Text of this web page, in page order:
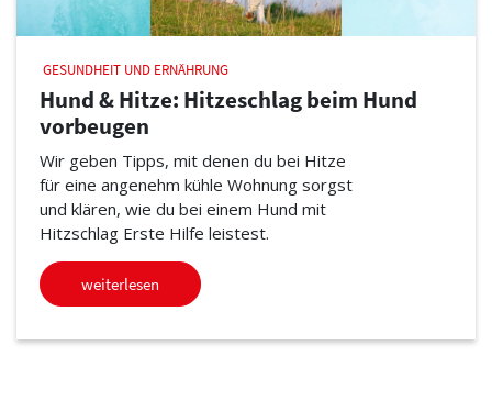
GESUNDHEIT UND ERNÄHRUNG
Hund & Hitze: Hitzeschlag beim Hund
vorbeugen
Wir geben Tipps, mit denen du bei Hitze
für eine angenehm kühle Wohnung sorgst
und klären, wie du bei einem Hund mit
Hitzschlag Erste Hilfe leistest.
weiterlesen